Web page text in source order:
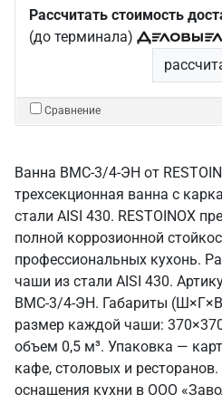
Рассчитать стоимость
(до терминала)
Сравнение
Ванна ВМС-3/4-ЭН от
трехсекционная ванна с
стали AISI 430. RESTOINOX
полной коррозионной
профессиональных кухонь.
чаши из стали AISI 430.
ВМС-3/4-ЭН. Габариты
размер каждой чаши:
объем 0,5 м³. Упаковка —
кафе, столовых и
оснащения кухни в ООО